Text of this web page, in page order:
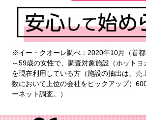
※イー・クオーレ調べ：2020年10月（首
～59歳の女性で、調査対象施設（ホットヨ
を現在利用している方（施設の抽出は、売
数において上位の会社をピックアップ）
ーネット調査。）